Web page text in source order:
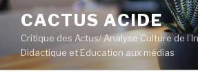
Aller
contenu
principal
CACTUS ACIDE
Critique des Actus/ Analyse Culture de
Didactique et Education aux médias